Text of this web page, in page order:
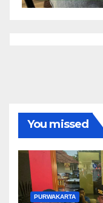
You missed
PURWAKARTA